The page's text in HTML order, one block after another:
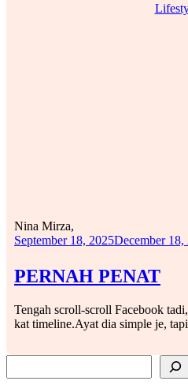
PERNAH PENAT
Nina Mirza,
September 18, 2025December 18,
Tengah scroll-scroll Facebook
kat timeline.Ayat dia simple je,